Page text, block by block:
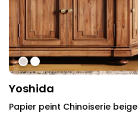
#dfd6d1
#ffffff
Yoshida
Papier peint Chinoiserie beige